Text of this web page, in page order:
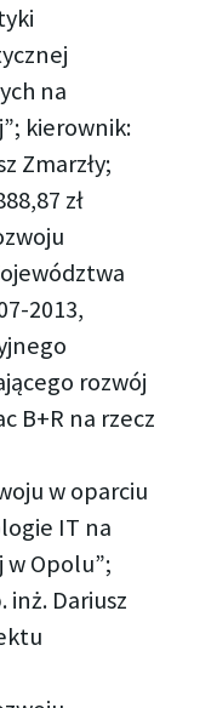
na
kierownik:
Zmarzły;
zł
2013,
rozwój
B+R na rzecz
w oparciu
IT na
Opolu”;
inż. Dariusz